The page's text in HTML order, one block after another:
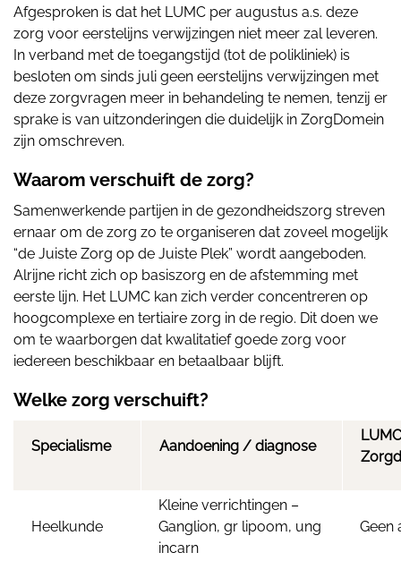
Afgesproken is dat het LUMC per augustus a.s. deze
zorg voor eerstelijns verwijzingen niet meer zal leveren.
In verband met de toegangstijd (tot de polikliniek) is
besloten om sinds juli geen eerstelijns verwijzingen met
deze zorgvragen meer in behandeling te nemen, tenzij er
sprake is van uitzonderingen die duidelijk in ZorgDomein
zijn omschreven.
Waarom verschuift de zorg?
Samenwerkende partijen in de gezondheidszorg streven
ernaar om de zorg zo te organiseren dat zoveel mogelijk
“de Juiste Zorg op de Juiste Plek” wordt aangeboden.
Alrijne richt zich op basiszorg en de afstemming met
eerste lijn. Het LUMC kan zich verder concentreren op
hoogcomplexe en tertiaire zorg in de regio. Dit doen we
om te waarborgen dat kwalitatief goede zorg voor
iedereen beschikbaar en betaalbaar blijft.
Welke zorg verschuift?
Specialisme Aandoening / diagnose
Heelkunde
Kleine verrichtingen –
Ganglion, gr lipoom, ung
incarn
Geen